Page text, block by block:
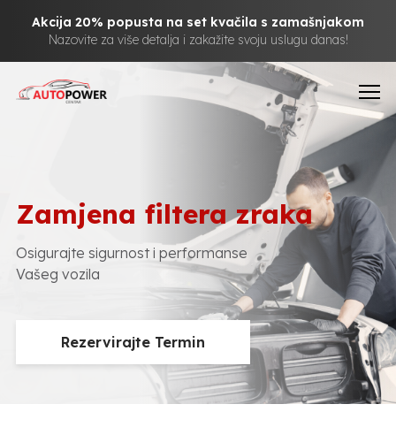
Akcija 20% popusta na set kvačila s zamašnjakom
Nazovite za više detalja i zakažite svoju uslugu danas!
Zamjena filtera zraka
Osigurajte sigurnost i performanse
Vašeg vozila
Rezervirajte Termin